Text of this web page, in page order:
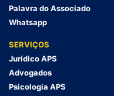
Palavra do Associado
Whatsapp
SERVIÇOS
Jurídico APS
Advogados
Psicologia APS